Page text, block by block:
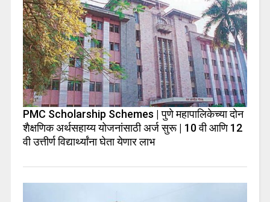
PMC Scholarship Schemes | पुणे महापालिकेच्या दोन
शैक्षणिक अर्थसहाय्य योजनांसाठी अर्ज सुरू | 10 वी आणि 12
वी उत्तीर्ण विद्यार्थ्यांना घेता येणार लाभ